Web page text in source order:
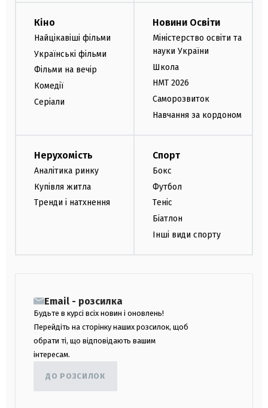
Кіно
Найцікавіші фільми
Українські фільми
Фільми на вечір
Комедії
Серіали
Новини Освіти
Міністерство освіти та
науки України
Школа
НМТ 2026
Саморозвиток
Навчання за кордоном
Нерухомість
Аналітика ринку
Купівля житла
Тренди і натхнення
Спорт
Бокс
Футбол
Теніс
Біатлон
Інші види спорту
Email - розсилка
Будьте в курсі всіх новин і оновлень!
Перейдіть на сторінку наших розсилок, щоб
обрати ті, що відповідають вашим
інтересам.
ДО РОЗСИЛОК